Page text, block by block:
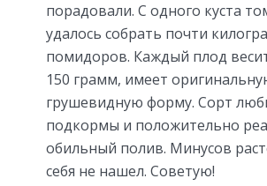
порадовали. С одного куста
удалось собрать почти
помидоров. Каждый плод
150 грамм, имеет
грушевидную форму. Сорт
подкормы и положительно
обильный полив. Минусов
себя не нашел. Советую!